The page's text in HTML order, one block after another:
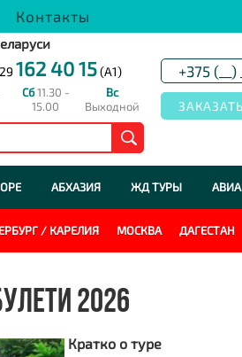
Контакты
162 40 15(A1)
Сб11.30 -
15.00
Вс
Выходной
АБХАЗИЯ ЖД ТУРЫ АВИА
/ КАРЕЛИЯ МОСКВА ДАГЕСТАН
2026
Кратко о туре